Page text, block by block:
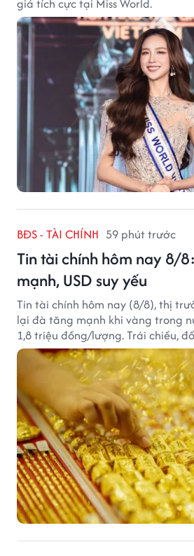
BĐS - TÀI CHÍNH 59 phút trước
Tin tài chính hôm nay 8/
mạnh, USD suy yếu
Tin tài chính hôm nay (8/8), thị
lại đà tăng mạnh khi vàng trong
1,8 triệu đồng/lượng. Trái chiều,
báo cáo việc làm Mỹ kém tích cực.